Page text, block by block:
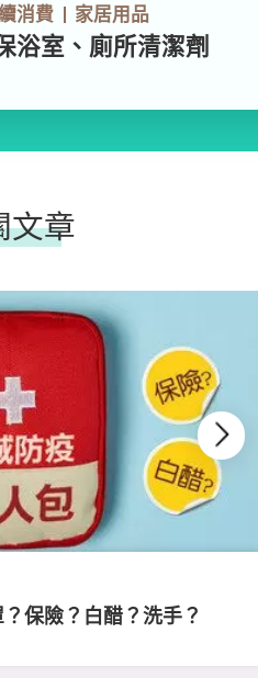
消費 家居用品
浴室、廁所清潔劑
文章
保險？白醋？洗手？